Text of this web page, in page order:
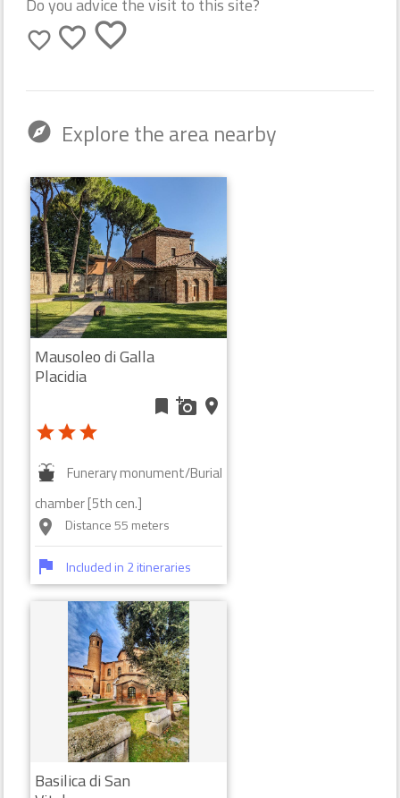
Do you advice the visit to this site?
favorite_border favorite_border favorite_border
explore Explore the area nearby
Mausoleo di Galla
Placidia
bookmark add_a_photo place
starstarstar
Funerary monument/Burial
chamber [5th cen.]
room Distance 55 meters
flag Included in 2 itineraries
Basilica di San